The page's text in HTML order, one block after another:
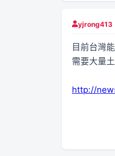
yjrong413
目前台灣
需要大量
http://